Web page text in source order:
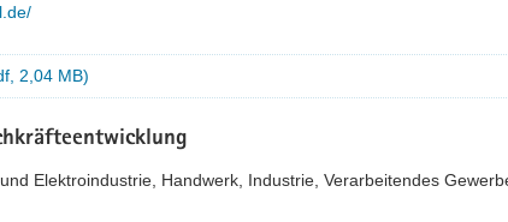
2,04 MB)
Elektroindustrie, Handwerk, Industrie, Verarbeitendes